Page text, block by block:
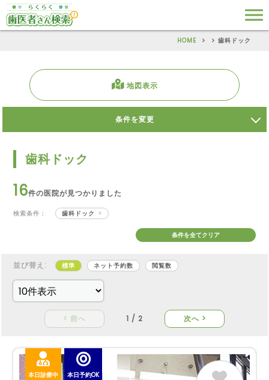
HOME 歯科ドック
地図表示
条件を変更
歯科ドック
16件の医院が見つかりました
検索条件： 歯科ドック
条件を全てクリア
並び替え: 標準 ネット予約数 閲覧数
< 前へ 1 / 2 次へ >
本日診療中 本日予約OK